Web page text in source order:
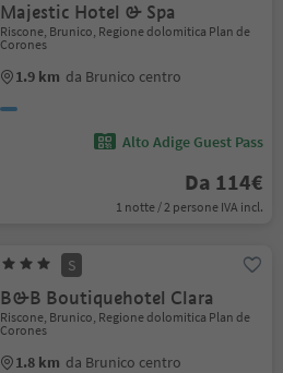
Majestic Hotel & Spa
Riscone, Brunico, Regione dolomitica Plan de
Corones
1.9 km da Brunico centro
Alto Adige Guest Pass
Da 114€
1 notte / 2 persone IVA incl.
S
B&B Boutiquehotel Clara
Riscone, Brunico, Regione dolomitica Plan de
Corones
1.8 km da Brunico centro